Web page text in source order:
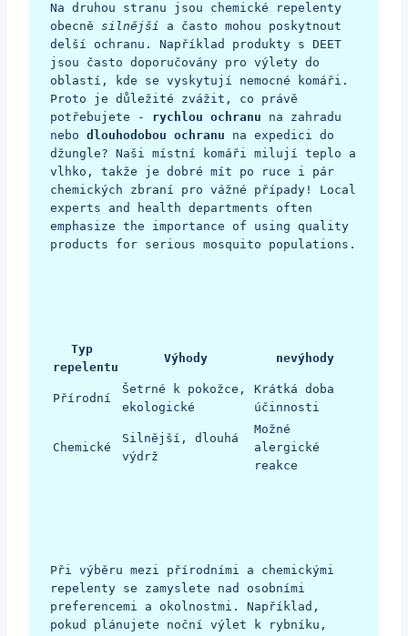
Na druhou stranu jsou chemické repelenty
obecně silnější a často mohou poskytnout
delší ochranu. Například produkty s DEET
jsou často doporučovány pro výlety do
oblastí, kde se vyskytují nemocné komáři.
Proto je důležité zvážit, co právě
potřebujete - rychlou ochranu na zahradu
nebo dlouhodobou ochranu na expedici do
džungle? Naši místní komáři milují teplo a
vlhko, takže je dobré mít po ruce i pár
chemických zbraní pro vážné případy! Local
experts and health departments often
emphasize the importance of using quality
products for serious mosquito populations.
Typ
repelentu
Výhody nevýhody
Přírodní
Šetrné k pokožce,
ekologické
Krátká doba
účinnosti
Chemické
Silnější, dlouhá
výdrž
Možné
alergické
reakce
Při výběru mezi přírodními a chemickými
repelenty se zamyslete nad osobními
preferencemi a okolnostmi. Například,
pokud plánujete noční výlet k rybníku,